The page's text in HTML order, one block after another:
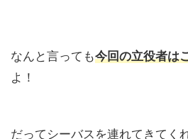
なんと言っても今回の立役者は
よ！
だってシーバスを連れてきてく